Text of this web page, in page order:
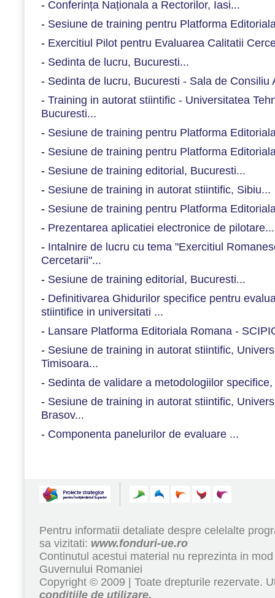
- Conferința Naționala a Rectorilor, Iasi...
- Sesiune de training pentru Platforma
- Exercitiul Pilot pentru Evaluarea Calitatii
- Sedinta de lucru, Bucuresti...
- Sedinta de lucru, Bucuresti - Sala de Consiliu
- Training in autorat stiintific - Universitatea
Bucuresti...
- Sesiune de training pentru Platforma
- Sesiune de training pentru Platforma
- Sesiune de training editorial, Bucuresti...
- Sesiune de training in autorat stiintific, Sibiu...
- Sesiune de training pentru Platforma
- Prezentarea aplicatiei electronice de pilotare...
- Intalnire de lucru cu tema "Exercitiul
Cercetarii"...
- Sesiune de training editorial, Bucuresti...
- Definitivarea Ghidurilor specifice pentru
stiintifice in universitati ...
- Lansare Platforma Editoriala Romana -
- Sesiune de training in autorat stiintific,
Timisoara...
- Sedinta de validare a metodologiilor
- Sesiune de training in autorat stiintific,
Brasov...
- Componenta panelurilor de evaluare ...
Pentru informatii detaliate despre celelalte
sa vizitati: www.fonduri-ue.ro
Continutul acestui material nu reprezinta in
Guvernului Romaniei
Copyright © 2009 | Toate drepturile rezervate.
conditiile de utilizare.